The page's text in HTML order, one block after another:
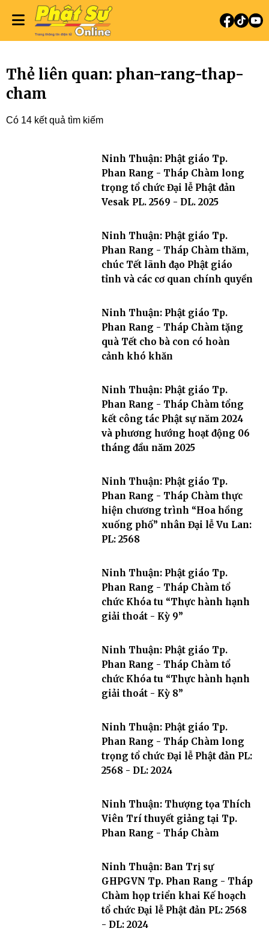
Thẻ liên quan: phan-rang-thap-
cham
Có 14 kết quả tìm kiếm
Ninh Thuận: Phật giáo Tp.
Phan Rang - Tháp Chàm long
trọng tổ chức Đại lễ Phật đản
Vesak PL. 2569 - DL. 2025
Ninh Thuận: Phật giáo Tp.
Phan Rang - Tháp Chàm thăm,
chúc Tết lãnh đạo Phật giáo
tỉnh và các cơ quan chính quyền
Ninh Thuận: Phật giáo Tp.
Phan Rang - Tháp Chàm tặng
quà Tết cho bà con có hoàn
cảnh khó khăn
Ninh Thuận: Phật giáo Tp.
Phan Rang - Tháp Chàm tổng
kết công tác Phật sự năm 2024
và phương hướng hoạt động 06
tháng đầu năm 2025
Ninh Thuận: Phật giáo Tp.
Phan Rang - Tháp Chàm thực
hiện chương trình “Hoa hồng
xuống phố” nhân Đại lễ Vu Lan:
PL: 2568
Ninh Thuận: Phật giáo Tp.
Phan Rang - Tháp Chàm tổ
chức Khóa tu “Thực hành hạnh
giải thoát - Kỳ 9”
Ninh Thuận: Phật giáo Tp.
Phan Rang - Tháp Chàm tổ
chức Khóa tu “Thực hành hạnh
giải thoát - Kỳ 8”
Ninh Thuận: Phật giáo Tp.
Phan Rang - Tháp Chàm long
trọng tổ chức Đại lễ Phật đản PL:
2568 - DL: 2024
Ninh Thuận: Thượng tọa Thích
Viên Trí thuyết giảng tại Tp.
Phan Rang - Tháp Chàm
Ninh Thuận: Ban Trị sự
GHPGVN Tp. Phan Rang - Tháp
Chàm họp triển khai Kế hoạch
tổ chức Đại lễ Phật đản PL: 2568
- DL: 2024